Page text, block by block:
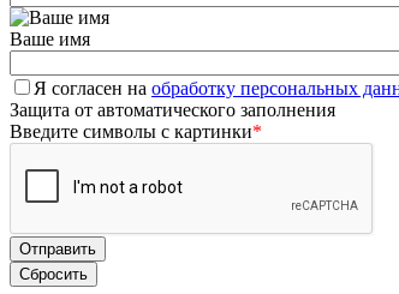
Ваше имя
Я согласен на обработку персональных
Защита от автоматического заполнения
Введите символы с картинки*